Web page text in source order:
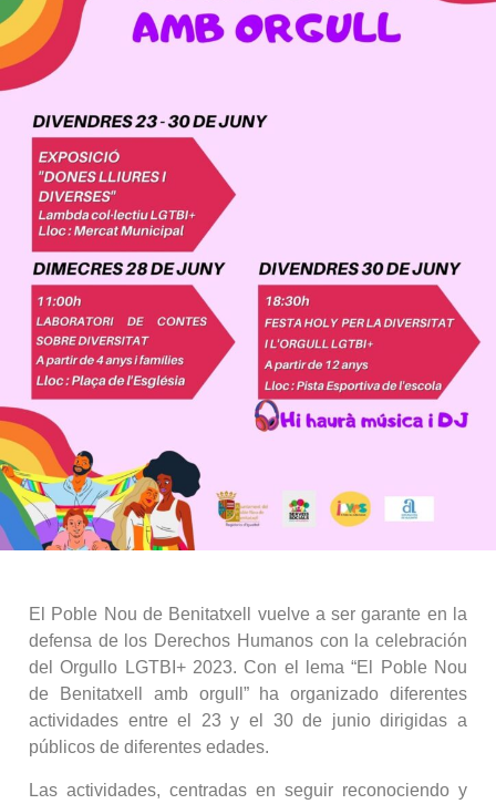
El Poble Nou de Benitatxell vuelve a ser garante en la
defensa de los Derechos Humanos con la celebración
del Orgullo LGTBI+ 2023. Con el lema “El Poble Nou
de Benitatxell amb orgull” ha organizado diferentes
actividades entre el 23 y el 30 de junio dirigidas a
públicos de diferentes edades.
Las actividades, centradas en seguir reconociendo y